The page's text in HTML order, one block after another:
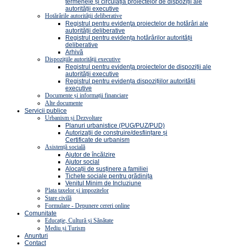
termenele și circulația proiectelor de dispoziții ale
autorității executive
Hotărârile autorității deliberative
Registrul pentru evidenţa proiectelor de hotărâri ale
autorității deliberative
Registrul pentru evidența hotărârilor autorității
deliberative
Arhivă
Dispozițiile autorității executive
Registrul pentru evidența proiectelor de dispoziții ale
autorității executive
Registrul pentru evidența dispozițiilor autorității
executive
Documente și informații financiare
Alte documente
Servicii publice
Urbanism și Dezvoltare
Planuri urbanistice (PUG/PUZ/PUD)
Autorizații de construire/desființare și
Certificate de urbanism
Asistență socială
Ajutor de încălzire
Ajutor social
Alocații de susținere a familiei
Tichete sociale pentru grădinița
Venitul Minim de Incluziune
Plata taxelor și impozitelor
Stare civilă
Formulare - Depunere cereri online
Comunitate
Educație, Cultură și Sănătate
Mediu și Turism
Anunturi
Contact